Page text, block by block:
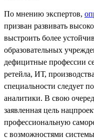
По мнению экспертов,
призван развивать
выстроить более
образовательных
дефицитные профессии
ретейла, ИТ,
специальности следует
аналитики. В свою
заявленная цель
профессиональную
с возможностями